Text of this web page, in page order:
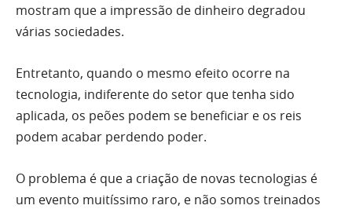
mostram que a impressão de dinheiro degradou
várias sociedades.
Entretanto, quando o mesmo efeito ocorre na
tecnologia, indiferente do setor que tenha sido
aplicada, os peões podem se beneficiar e os reis
podem acabar perdendo poder.
O problema é que a criação de novas tecnologias é
um evento muitíssimo raro, e não somos treinados